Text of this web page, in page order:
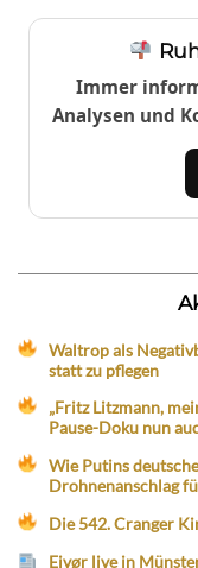
Immer
Analysen und
Waltrop als
statt zu pflegen
„Fritz Litzmann,
Pause-Doku nun
Wie Putins
Drohnenanschlag
Die 542. Cranger
Eivør live in